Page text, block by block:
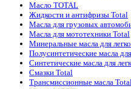
Масло TOTAL
Жидкости и антифризы Total
Масла для грузовых
Масла для мототехники Total
Минеральные масла для
Полусинтетические масла
Синтетические масла для
Смазки Total
Трансмиссионные масла